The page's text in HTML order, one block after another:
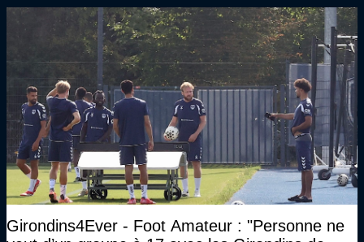
Girondins4Ever - Foot Amateur : "Personne ne